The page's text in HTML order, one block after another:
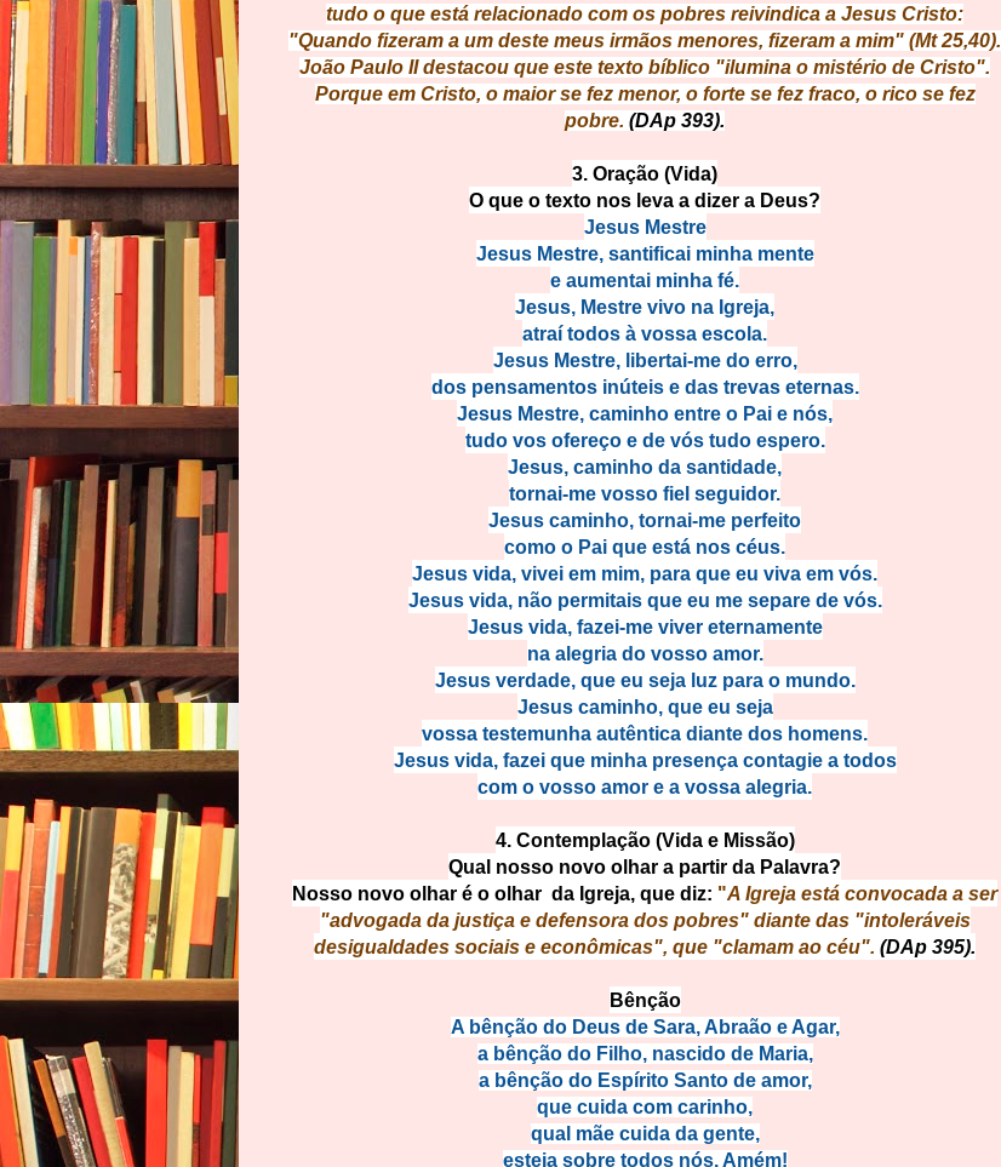
tudo o que está relacionado com os pobres reivindica a Jesus Cristo:
"Quando fizeram a um deste meus irmãos menores, fizeram a mim" (Mt 25,40).
João Paulo II destacou que este texto bíblico "ilumina o mistério de Cristo".
Porque em Cristo, o maior se fez menor, o forte se fez fraco, o rico se fez
pobre. (DAp 393).
3. Oração (Vida)
O que o texto nos leva a dizer a Deus?
Jesus Mestre
Jesus Mestre, santificai minha mente
e aumentai minha fé.
Jesus, Mestre vivo na Igreja,
atraí todos à vossa escola.
Jesus Mestre, libertai-me do erro,
dos pensamentos inúteis e das trevas eternas.
Jesus Mestre, caminho entre o Pai e nós,
tudo vos ofereço e de vós tudo espero.
Jesus, caminho da santidade,
tornai-me vosso fiel seguidor.
Jesus caminho, tornai-me perfeito
como o Pai que está nos céus.
Jesus vida, vivei em mim, para que eu viva em vós.
Jesus vida, não permitais que eu me separe de vós.
Jesus vida, fazei-me viver eternamente
na alegria do vosso amor.
Jesus verdade, que eu seja luz para o mundo.
Jesus caminho, que eu seja
vossa testemunha autêntica diante dos homens.
Jesus vida, fazei que minha presença contagie a todos
com o vosso amor e a vossa alegria.
4. Contemplação (Vida e Missão)
Qual nosso novo olhar a partir da Palavra?
Nosso novo olhar é o olhar da Igreja, que diz: "A Igreja está convocada a ser
"advogada da justiça e defensora dos pobres" diante das "intoleráveis
desigualdades sociais e econômicas", que "clamam ao céu". (DAp 395).
Bênção
A bênção do Deus de Sara, Abraão e Agar,
a bênção do Filho, nascido de Maria,
a bênção do Espírito Santo de amor,
que cuida com carinho,
qual mãe cuida da gente,
esteja sobre todos nós. Amém!